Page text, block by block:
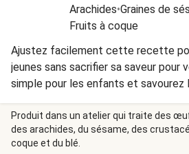
Arachides•Graines de
Fruits à coque
Ajustez facilement cette recette
jeunes sans sacrifier sa saveur pour
simple pour les enfants et savourez
spéciaux ajoutés juste pour vous.
Produit dans un atelier qui traite des
des arachides, du sésame, des
coque et du blé.